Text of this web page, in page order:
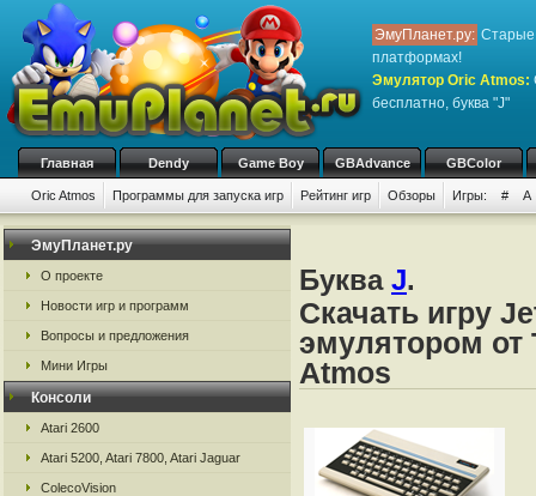
ЭмуПланет.ру: Старые
платформах!
Эмулятор Oric Atmos:
бесплатно, буква "J"
Главная Dendy Game Boy GBAdvance GBColor
Oric Atmos Программы для запуска игр Рейтинг игр Обзоры Игры: # A
ЭмуПланет.ру
О проекте
Новости игр и программ
Вопросы и предложения
Мини Игры
Консоли
Atari 2600
Atari 5200, Atari 7800, Atari Jaguar
ColecoVision
Буква J.
Скачать игру
эмулятором от
Atmos